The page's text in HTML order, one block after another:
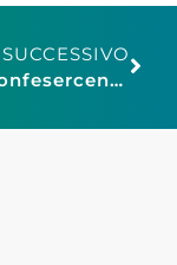
SUCCESSIVO
Fiepet Confesercenti Grosseto: firmato il protocollo d’intesa con il Biodistretto Colline della Pia